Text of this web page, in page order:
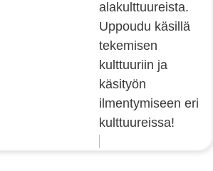
alakulttuureista.
Uppoudu käsillä
tekemisen
kulttuuriin ja
käsityön
ilmentymiseen eri
kulttuureissa!